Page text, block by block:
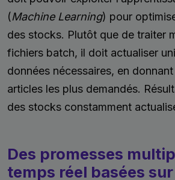
(Machine Learning) pour
des stocks. Plutôt que de traiter
fichiers batch, il doit actualiser
données nécessaires, en
articles les plus demandés.
des stocks constamment
Des promesses
temps réel basées